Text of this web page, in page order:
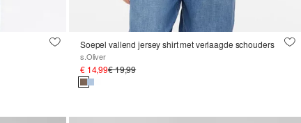
Soepel vallend jersey shirt met verlaagde schouders
s.Oliver
€ 14,99€ 19,99